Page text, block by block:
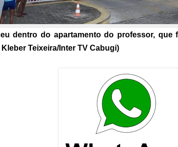
dentro do apartamento do professor,
Teixeira/Inter TV Cabugi)